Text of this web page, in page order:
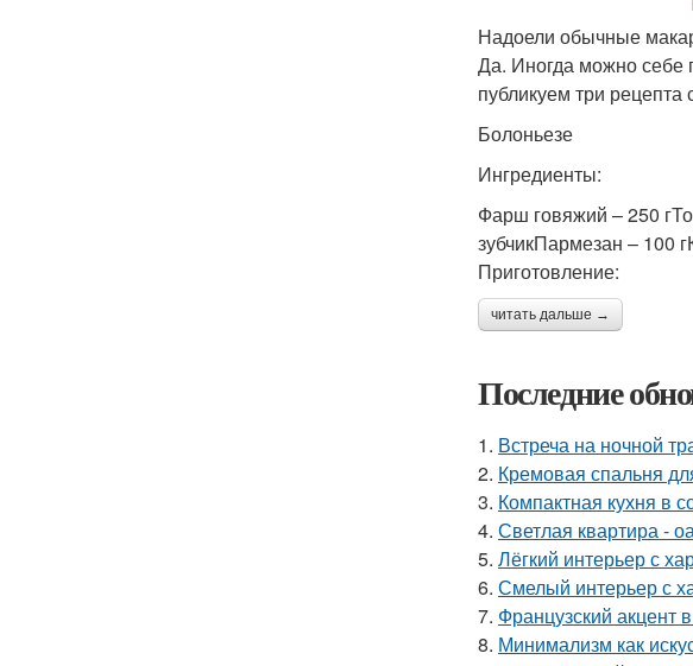
Надоели обычные
Да. Иногда можно себе
публикуем три рецепта
Болоньезе
Ингредиенты:
Фарш говяжий – 250
зубчикПармезан – 100
Приготовление:
читать дальше →
Последние
1. Встреча на ночной
2. Кремовая спальня
3. Компактная кухня в
4. Светлая квартира -
5. Лёгкий интерьер с
6. Смелый интерьер с
7. Французский акцент
8. Минимализм как